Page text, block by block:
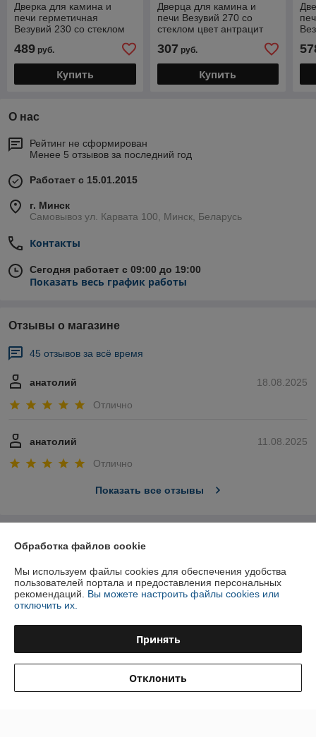
Дверка для камина и
печи герметичная
Везувий 230 со стеклом
489 руб.
Купить
Дверца для камина и
печи Везувий 270 со
стеклом цвет антрацит
307 руб.
Купить
О нас
Рейтинг не сформирован
Менее 5 отзывов за последний год
Работает с 15.01.2015
г. Минск
Самовывоз ул. Карвата 100, Минск, Беларусь
Контакты
Сегодня работает с 09:00 до 19:00
Показать весь график работы
Отзывы о магазине
45 отзывов за всё время
18.08.2025
анатолий
Отлично
11.08.2025
анатолий
Отлично
Показать все отзывы
Контакты
Доставка и оплата
Обработка файлов cookie
Мы используем файлы cookies для обеспечения удобства
пользователей портала и предоставления персональных
рекомендаций. Вы можете настроить файлы cookies или
отключить их.
Принять
Отклонить